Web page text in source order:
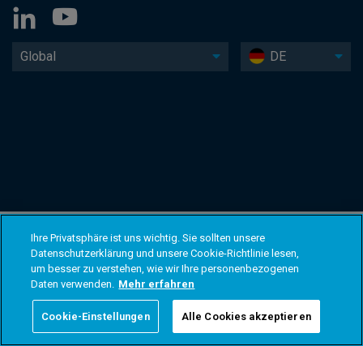
Global DE
Ihre Privatsphäre ist uns wichtig. Sie sollten unsere
Datenschutzerklärung und unsere Cookie-Richtlinie lesen,
um besser zu verstehen, wie wir Ihre personenbezogenen
Daten verwenden. Mehr erfahren
Cookie-Einstellungen Alle Cookies akzeptieren